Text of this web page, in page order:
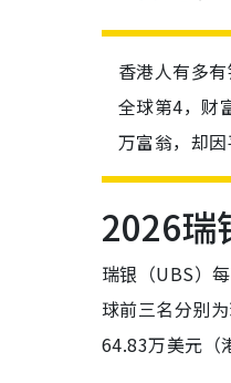
香港人有多
全球第4，财
万富翁，却
2026瑞
瑞银（UBS）
球前三名分别
64.83万美元（